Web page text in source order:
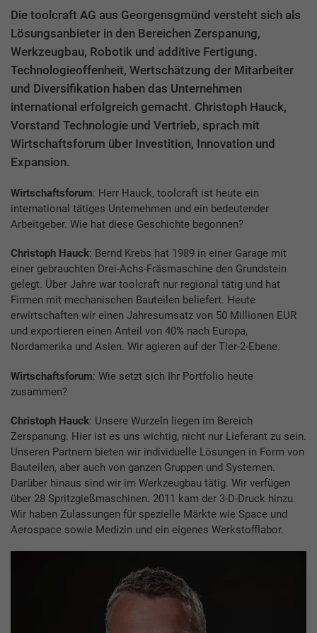
Die toolcraft AG aus Georgensgmünd versteht sich als
Lösungsanbieter in den Bereichen Zerspanung,
Werkzeugbau, Robotik und additive Fertigung.
Technologieoffenheit, Wertschätzung der Mitarbeiter
und Diversifikation haben das Unternehmen
international erfolgreich gemacht. Christoph Hauck,
Vorstand Technologie und Vertrieb, sprach mit
Wirtschaftsforum über Investition, Innovation und
Expansion.
Wirtschaftsforum: Herr Hauck, toolcraft ist heute ein
international tätiges Unternehmen und ein bedeutender
Arbeitgeber. Wie hat diese Geschichte begonnen?
Christoph Hauck: Bernd Krebs hat 1989 in einer Garage mit
einer gebrauchten Drei-Achs-Fräsmaschine den Grundstein
gelegt. Über Jahre war toolcraft nur regional tätig und hat
Firmen mit mechanischen Bauteilen beliefert. Heute
erwirtschaften wir einen Jahresumsatz von 50 Millionen EUR
und exportieren einen Anteil von 40% nach Europa,
Nordamerika und Asien. Wir agieren auf der Tier-2-Ebene.
Wirtschaftsforum: Wie setzt sich Ihr Portfolio heute
zusammen?
Christoph Hauck: Unsere Wurzeln liegen im Bereich
Zerspanung. Hier ist es uns wichtig, nicht nur Lieferant zu sein.
Unseren Partnern bieten wir individuelle Lösungen in Form von
Bauteilen, aber auch von ganzen Gruppen und Systemen.
Darüber hinaus sind wir im Werkzeugbau tätig. Wir verfügen
über 28 Spritzgießmaschinen. 2011 kam der 3-D-Druck hinzu.
Wir haben Zulassungen für spezielle Märkte wie Space und
Aerospace sowie Medizin und ein eigenes Werkstofflabor.